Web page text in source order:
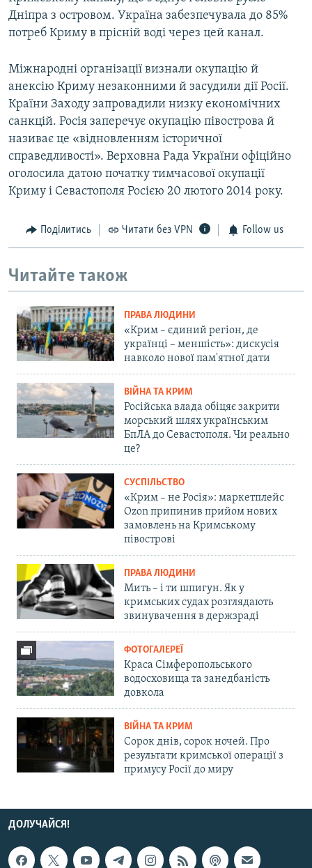
Дніпра з островом. Україна забезпечувала до 85%
потреб Криму в прісній воді через цей канал.
Міжнародні організації визнали окупацію й
анексію Криму незаконними й засудили дії Росії.
Країни Заходу запровадили низку економічних
санкцій. Росія заперечує окупацію півострова й
називає це «відновленням історичної
справедливості». Верховна Рада України офіційно
оголосила датою початку тимчасової окупації
Криму і Севастополя Росією 20 лютого 2014 року.
Поділитись Читати без VPN Follow us
Читайте також
ПРАВА ЛЮДИНИ
«Крим – єдиний регіон, де
українці – меншість»: дискусія
навколо нової пам'ятної дати
ВІЙНА ТА КРИМ
Російська влада обіцяє закрити
морський шлях українським
БпЛА до Севастополя. Чи реально
це?
СУСПІЛЬСТВО
«Крим – не Росія»: маркетплейс
Ozon припинив прийом нових
замовлень на Кримському
півострові
ПРАВА ЛЮДИНИ
Мить – і ти шпигун. Як у
кримських судах розглядають
звинувачення в держзраді
ФОТОГАЛЕРЕЇ
Краса Сімферопольського
водосховища та занедбаність
довкола
ВІЙНА ТА КРИМ
Сорок днів, сорок ночей. Про
результати кримської операції з
примусу Росії до миру
ДОЛУЧАЙСЯ!